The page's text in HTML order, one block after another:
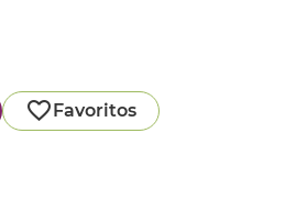
Favoritos